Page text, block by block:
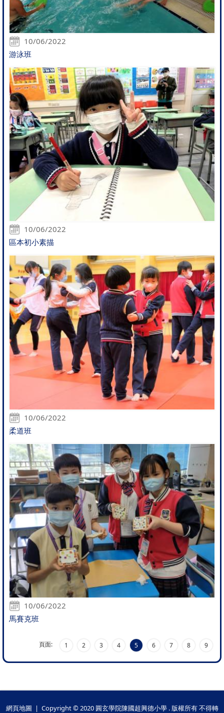
10/06/2022
游泳班
10/06/2022
區本初小素描
10/06/2022
柔道班
10/06/2022
馬賽克班
頁面: 1 2 3 4 5 6 7 8 9
網頁地圖 | Copyright © 2020 圓玄學院陳國超興德小學 . 版權所有 不得轉